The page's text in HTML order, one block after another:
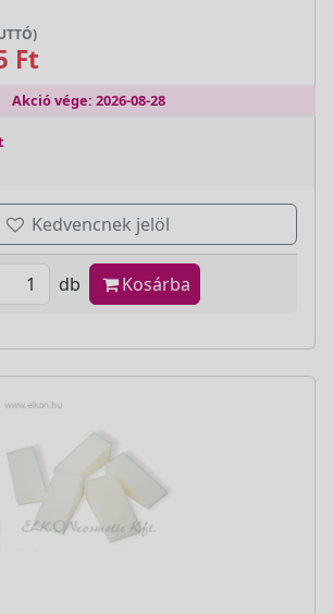
Ft
Akció vége: 2026-08-28
Kedvencnek jelöl
db Kosárba